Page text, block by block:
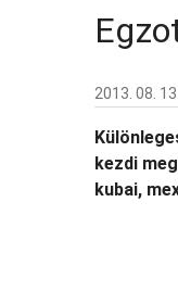
2013. 08. 13.
kezdi
kubai,